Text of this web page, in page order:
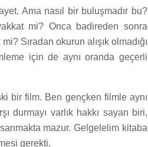
Ama nasıl bir buluşmadır bu?
mi? Onca badireden sonra
Sıradan okurun alışık olmadığı
için de aynı oranda geçerli
bir film. Ben gençken filmle aynı
durmayı varlık hakkı sayan biri,
mazur. Gelgelelim kitaba
gerekti.